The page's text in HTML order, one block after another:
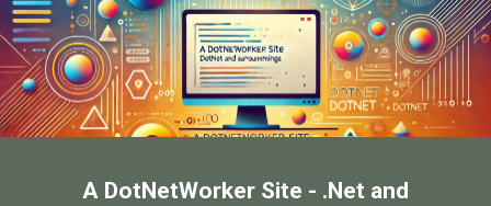
A DotNetWorker Site - .Net and